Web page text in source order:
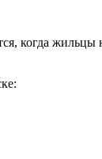
когда жильцы